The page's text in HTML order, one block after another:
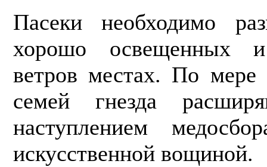
Пасеки необходимо
хорошо ос­вещенных
ветров местах. По мере
семей гнезда
наступлением
искусственной вощиной.